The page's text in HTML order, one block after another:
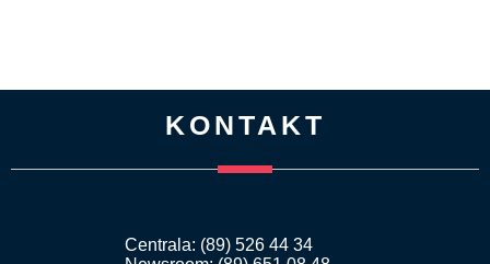
KONTAKT
Centrala: (89) 526 44 34